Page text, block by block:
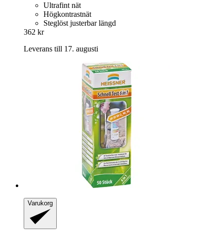
Ultrafint nät
Högkontrastnät
Steglöst justerbar längd
362 kr
Leverans till 17. augusti
Varukorg